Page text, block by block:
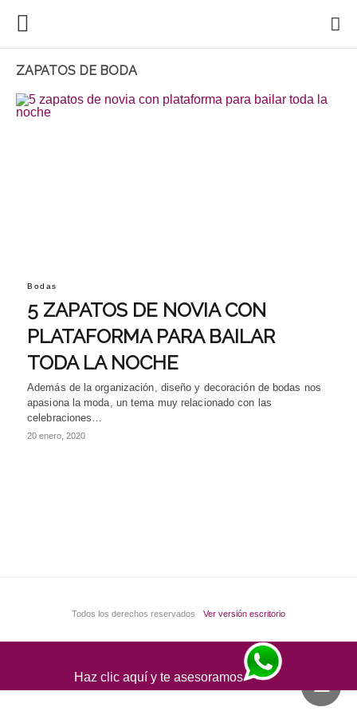
ZAPATOS DE BODA
Bodas
5 ZAPATOS DE NOVIA CON
PLATAFORMA PARA BAILAR
TODA LA NOCHE
Además de la organización, diseño y decoración de bodas nos
apasiona la moda, un tema muy relacionado con las
celebraciones…
20 enero, 2020
Todos los derechos reservados Ver versión escritorio
Haz clic aquí y te asesoramos